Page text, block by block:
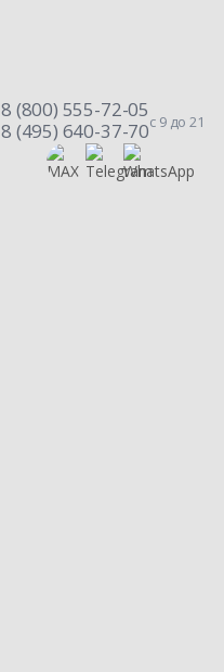
8 (800) 555-72-05
8 (495) 640-37-70с 9 до 21